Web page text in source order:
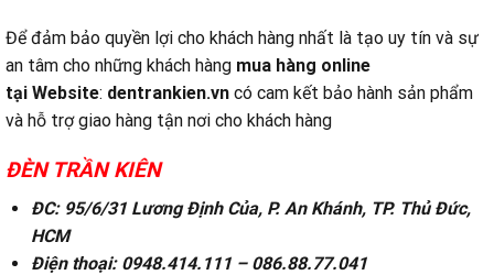
Để đảm bảo quyền lợi cho khách hàng nhất là tạo uy tín và sự
an tâm cho những khách hàng mua hàng online
tại Website: dentrankien.vn có cam kết bảo hành sản phẩm
và hỗ trợ giao hàng tận nơi cho khách hàng
ĐÈN TRẦN KIÊN
ĐC: 95/6/31 Lương Định Của, P. An Khánh, TP. Thủ Đức,
HCM
Điện thoại: 0948.414.111 – 086.88.77.041